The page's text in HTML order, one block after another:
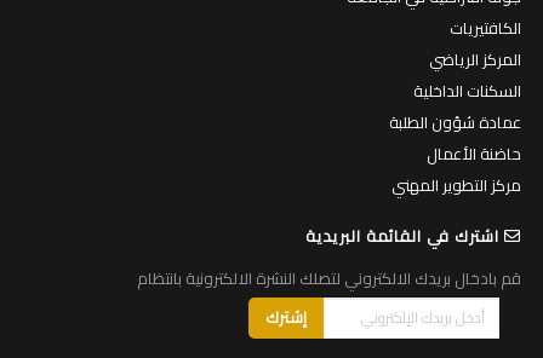
الكافتيريات
المركز الرياضي
السكنات الداخلية
عمادة شؤون الطلبة
حاضنة الأعمال
مركز التطوير المهني
اشترك في القائمة البريدية
قم بادخال بريدك الالكتروني لتصلك النشرة الالكترونية بانتظام